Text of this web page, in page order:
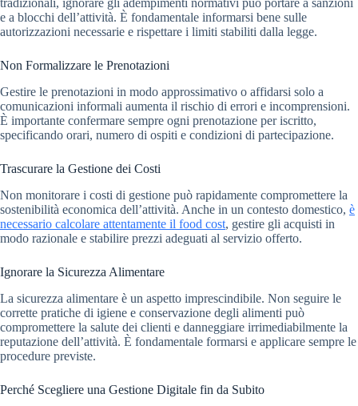
tradizionali, ignorare gli adempimenti normativi può portare a sanzioni
e a blocchi dell’attività. È fondamentale informarsi bene sulle
autorizzazioni necessarie e rispettare i limiti stabiliti dalla legge.
Non Formalizzare le Prenotazioni
Gestire le prenotazioni in modo approssimativo o affidarsi solo a
comunicazioni informali aumenta il rischio di errori e incomprensioni.
È importante confermare sempre ogni prenotazione per iscritto,
specificando orari, numero di ospiti e condizioni di partecipazione.
Trascurare la Gestione dei Costi
Non monitorare i costi di gestione può rapidamente compromettere la
sostenibilità economica dell’attività. Anche in un contesto domestico, è
necessario calcolare attentamente il food cost, gestire gli acquisti in
modo razionale e stabilire prezzi adeguati al servizio offerto.
Ignorare la Sicurezza Alimentare
La sicurezza alimentare è un aspetto imprescindibile. Non seguire le
corrette pratiche di igiene e conservazione degli alimenti può
compromettere la salute dei clienti e danneggiare irrimediabilmente la
reputazione dell’attività. È fondamentale formarsi e applicare sempre le
procedure previste.
Perché Scegliere una Gestione Digitale fin da Subito